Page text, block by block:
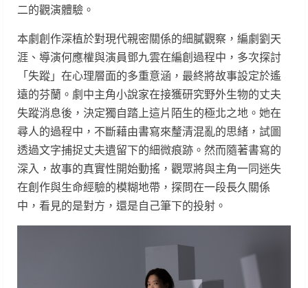
二的觀演體驗。
本劇創作深植於對現代親密關係的細膩觀察，編劇劉天
涯、導演何應權與演員鄧九雲在編創過程中，多次探討
「失蹤」在心理層面的多重意涵，最終將故事設定於遙
遠的芬蘭。劇中主角小說家在接獲研究野外生物的丈夫
失蹤消息後，決定獨自踏上這片陌生的極北之地。她在
尋人的過程中，不斷藉由書寫來釐清混亂的思緒，試圖
透過文字捕捉丈夫遺留下的細微痕跡。然而隨著書寫的
深入，故事的真實性開始動搖，觀眾將與主角一同迷失
在創作與生命經驗的模糊地帶，探問在一段長久關係
中，看見的是對方，還是自己筆下的投射。